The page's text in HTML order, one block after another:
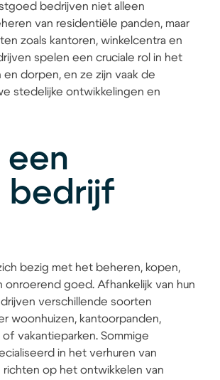
bedrijven niet alleen
van residentiële panden, maar
zoals kantoren, winkelcentra en
spelen een cruciale rol in het
dorpen, en ze zijn vaak de
stedelijke ontwikkelingen en
bedrijf
bezig met het beheren, kopen,
goed. Afhankelijk van hun
verschillende soorten
woonhuizen, kantoorpanden,
vakantieparken. Sommige
in het verhuren van
op het ontwikkelen van